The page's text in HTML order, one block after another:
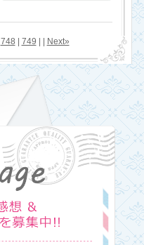
748 749 Next»